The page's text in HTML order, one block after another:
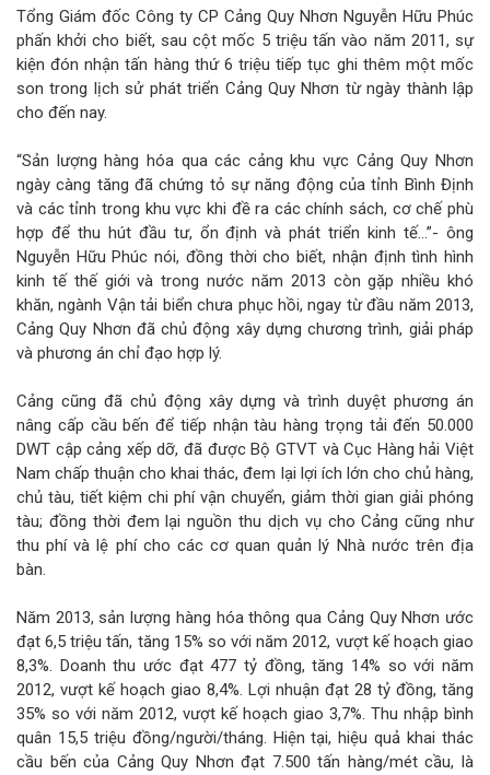
Tổng Giám đốc Công ty CP Cảng Quy Nhơn Nguyễn Hữu Phúc
phấn khởi cho biết, sau cột mốc 5 triệu tấn vào năm 2011, sự
kiện đón nhận tấn hàng thứ 6 triệu tiếp tục ghi thêm một mốc
son trong lịch sử phát triển Cảng Quy Nhơn từ ngày thành lập
cho đến nay.
“Sản lượng hàng hóa qua các cảng khu vực Cảng Quy Nhơn
ngày càng tăng đã chứng tỏ sự năng động của tỉnh Bình Định
và các tỉnh trong khu vực khi đề ra các chính sách, cơ chế phù
hợp để thu hút đầu tư, ổn định và phát triển kinh tế…”- ông
Nguyễn Hữu Phúc nói, đồng thời cho biết, nhận định tình hình
kinh tế thế giới và trong nước năm 2013 còn gặp nhiều khó
khăn, ngành Vận tải biển chưa phục hồi, ngay từ đầu năm 2013,
Cảng Quy Nhơn đã chủ động xây dựng chương trình, giải pháp
và phương án chỉ đạo hợp lý.
Cảng cũng đã chủ động xây dựng và trình duyệt phương án
nâng cấp cầu bến để tiếp nhận tàu hàng trọng tải đến 50.000
DWT cập cảng xếp dỡ, đã được Bộ GTVT và Cục Hàng hải Việt
Nam chấp thuận cho khai thác, đem lại lợi ích lớn cho chủ hàng,
chủ tàu, tiết kiệm chi phí vận chuyển, giảm thời gian giải phóng
tàu; đồng thời đem lại nguồn thu dịch vụ cho Cảng cũng như
thu phí và lệ phí cho các cơ quan quản lý Nhà nước trên địa
bàn.
Năm 2013, sản lượng hàng hóa thông qua Cảng Quy Nhơn ước
đạt 6,5 triệu tấn, tăng 15% so với năm 2012, vượt kế hoạch giao
8,3%. Doanh thu ước đạt 477 tỷ đồng, tăng 14% so với năm
2012, vượt kế hoạch giao 8,4%. Lợi nhuận đạt 28 tỷ đồng, tăng
35% so với năm 2012, vượt kế hoạch giao 3,7%. Thu nhập bình
quân 15,5 triệu đồng/người/tháng. Hiện tại, hiệu quả khai thác
cầu bến của Cảng Quy Nhơn đạt 7.500 tấn hàng/mét cầu, là